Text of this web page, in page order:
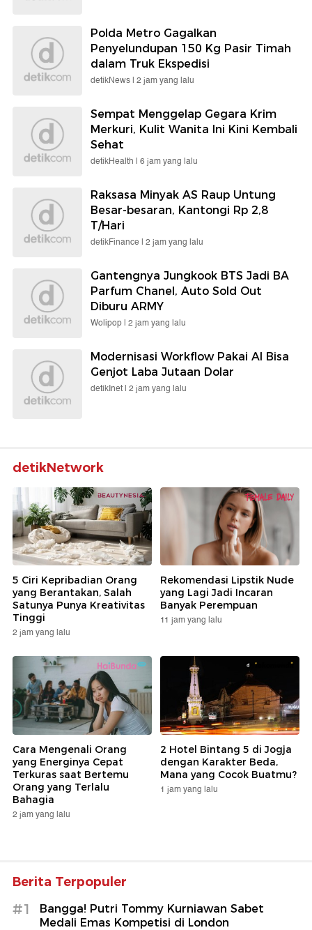
Polda Metro Gagalkan
Penyelundupan 150 Kg Pasir Timah
dalam Truk Ekspedisi
detikNews | 2 jam yang lalu
Sempat Menggelap Gegara Krim
Merkuri, Kulit Wanita Ini Kini Kembali
Sehat
detikHealth | 6 jam yang lalu
Raksasa Minyak AS Raup Untung
Besar-besaran, Kantongi Rp 2,8
T/Hari
detikFinance | 2 jam yang lalu
Gantengnya Jungkook BTS Jadi BA
Parfum Chanel, Auto Sold Out
Diburu ARMY
Wolipop | 2 jam yang lalu
Modernisasi Workflow Pakai AI Bisa
Genjot Laba Jutaan Dolar
detikInet | 2 jam yang lalu
detikNetwork
5 Ciri Kepribadian Orang
yang Berantakan, Salah
Satunya Punya Kreativitas
Tinggi
2 jam yang lalu
Rekomendasi Lipstik Nude
yang Lagi Jadi Incaran
Banyak Perempuan
11 jam yang lalu
Cara Mengenali Orang
yang Energinya Cepat
Terkuras saat Bertemu
Orang yang Terlalu
Bahagia
2 jam yang lalu
2 Hotel Bintang 5 di Jogja
dengan Karakter Beda,
Mana yang Cocok Buatmu?
1 jam yang lalu
Berita Terpopuler
#1
Bangga! Putri Tommy Kurniawan Sabet
Medali Emas Kompetisi di London